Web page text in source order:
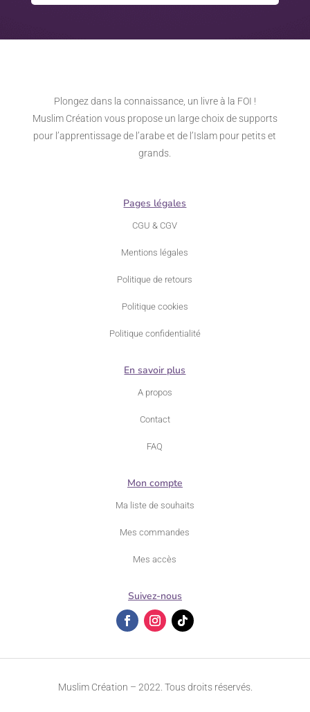
Plongez dans la connaissance, un livre à la FOI !
Muslim Création vous propose un large choix de supports
pour l’apprentissage de l’arabe et de l’Islam pour petits et
grands.
Pages légales
CGU & CGV
Mentions légales
Politique de retours
Politique cookies
Politique confidentialité
En savoir plus
A propos
Contact
FAQ
Mon compte
Ma liste de souhaits
Mes commandes
Mes accès
Suivez-nous
Muslim Création – 2022. Tous droits réservés.